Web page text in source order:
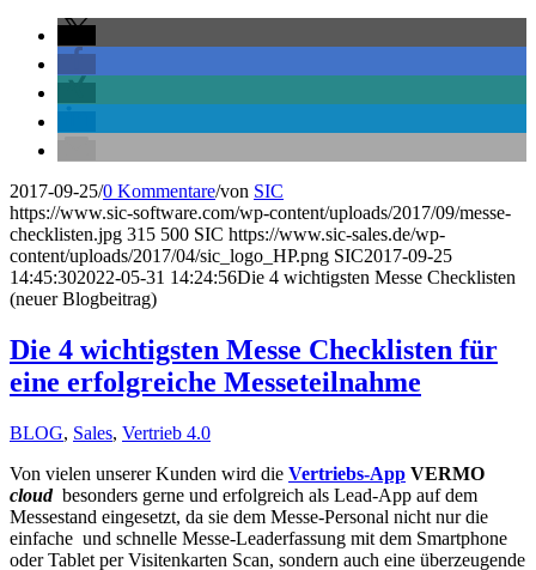
2017-09-25/0 Kommentare/von SIC
https://www.sic-software.com/wp-content/uploads/2017/09/messe-
checklisten.jpg 315 500 SIC https://www.sic-sales.de/wp-
content/uploads/2017/04/sic_logo_HP.png SIC2017-09-25
14:45:302022-05-31 14:24:56Die 4 wichtigsten Messe Checklisten
(neuer Blogbeitrag)
Die 4 wichtigsten Messe Checklisten für
eine erfolgreiche Messeteilnahme
BLOG, Sales, Vertrieb 4.0
Von vielen unserer Kunden wird die Vertriebs-App VERMO
cloud besonders gerne und erfolgreich als Lead-App auf dem
Messestand eingesetzt, da sie dem Messe-Personal nicht nur die
einfache und schnelle Messe-Leaderfassung mit dem Smartphone
oder Tablet per Visitenkarten Scan, sondern auch eine überzeugende